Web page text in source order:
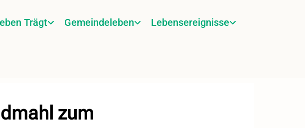
Trägt Gemeindeleben Lebensereignisse
zum